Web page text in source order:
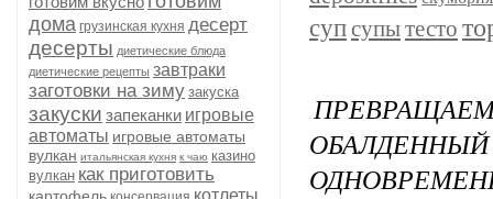
дома грузинская кухня десерт
десерты диетические блюда
диетические рецепты завтраки
заготовки на зиму закуска
закуски запеканки игровые
автоматы игровые автоматы
вулкан итальянская кухня к чаю казино
вулкан как приготовить
котлеты
супсупытесто